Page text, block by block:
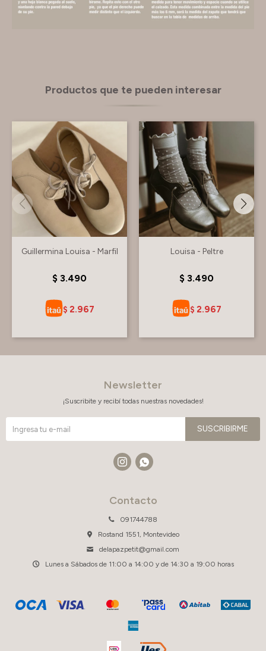
Productos que te pueden interesar
Guillermina Louisa - Marfil
$ 3.490
$ 2.967
Louisa - Peltre
$ 3.490
$ 2.967
Contacto
091744788
Rostand 1551, Montevideo
delapazpetit@gmail.com
Lunes a Sábados de 11:00 a 14:00 y de 14:30 a 19:00 horas
Newsletter
¡Suscribite y recibí todas nuestras novedades!
SUSCRIBIRME
 